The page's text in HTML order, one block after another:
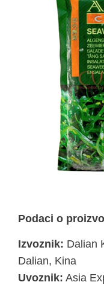
Podaci o
Izvoznik: Dalian
Dalian, Kina
Uvoznik: Asia